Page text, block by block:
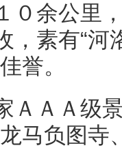
０余公里
，素有“
誉。
ＡＡＡ级
马负图